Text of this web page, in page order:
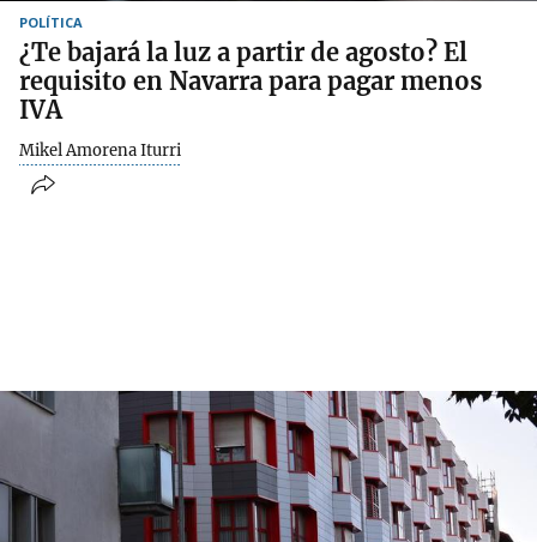
POLÍTICA
¿Te bajará la luz a partir de agosto? El
requisito en Navarra para pagar menos
IVA
Mikel Amorena Iturri